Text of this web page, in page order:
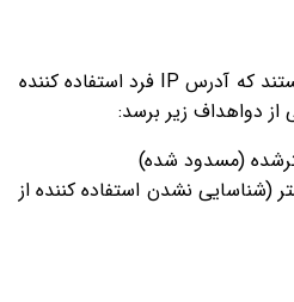
فیلترشکن ها برنامه هایی هستند که آدرس IP فرد استفاده کننده
از دواهداف زیر برسد:
(مسدود شده)
(شناسایی نشدن استفاده کننده از